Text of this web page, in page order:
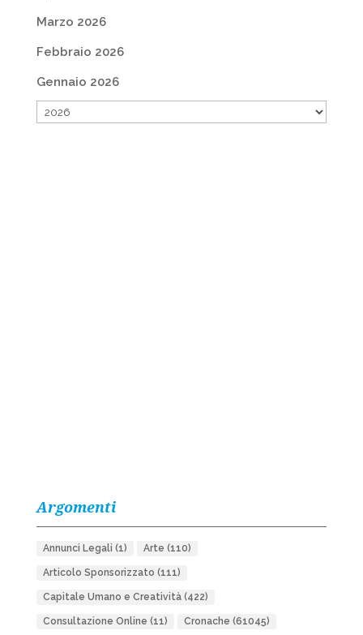
Marzo 2026
Febbraio 2026
Gennaio 2026
Argomenti
Annunci Legali (1) Arte (110)
Articolo Sponsorizzato (111)
Capitale Umano e Creatività(422)
Consultazione Online (11) Cronache (61045)